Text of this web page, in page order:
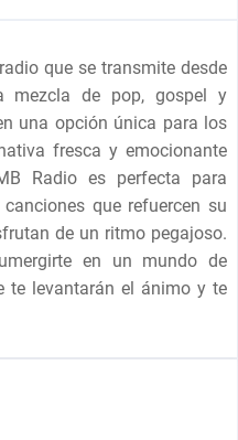
que se transmite desde
mezcla de pop, gospel y
una opción única para los
fresca y emocionante
Radio es perfecta para
que refuercen su
de un ritmo pegajoso.
en un mundo de
te levantarán el ánimo y te